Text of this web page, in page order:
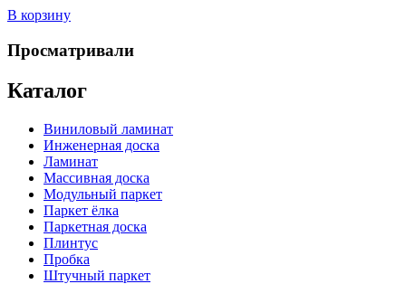
В корзину
Просматривали
Каталог
Виниловый ламинат
Инженерная доска
Ламинат
Массивная доска
Модульный паркет
Паркет ёлка
Паркетная доска
Плинтус
Пробка
Штучный паркет